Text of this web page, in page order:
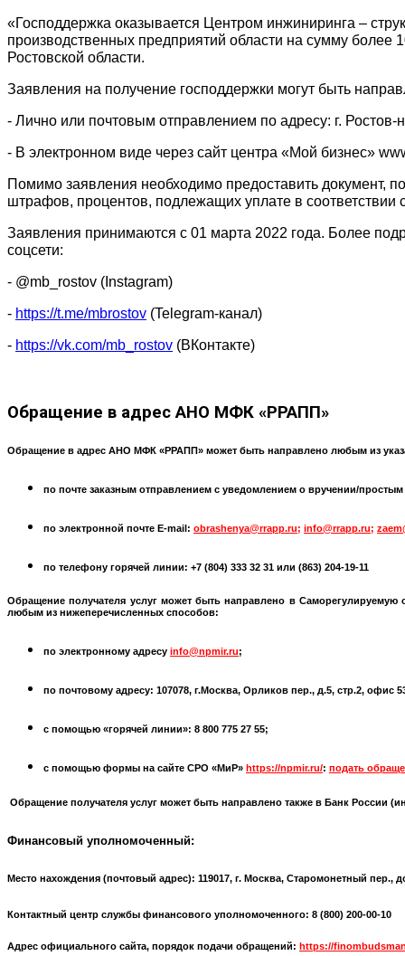
«Господдержка оказывается Центром инжиниринга –
производственных предприятий области на сумму
Ростовской области.
Заявления на получение господдержки могут быть
- Лично или почтовым отправлением по адресу: г.
- В электронном виде через сайт центра «Мой бизнес»
Помимо заявления необходимо предоставить документ,
штрафов, процентов, подлежащих уплате в соответствии
Заявления принимаются с 01 марта 2022 года. Более
соцсети:
- @mb_rostov (Instagram)
- https://t.me/mbrostov (Telegram-канал)
- https://vk.com/mb_rostov (ВКонтакте)
Обращение в адрес АНО МФК «РРАПП»
Обращение в адрес АНО МФК «РРАПП» может быть направлено любым из
по почте заказным отправлением с уведомлением о вручении/
по электронной почте E-mail: obrashenya@rrapp.ru; info@rrapp.ru;
по телефону горячей линии: +7 (804) 333 32 31 или (863) 204-19-11
Обращение получателя услуг может быть направлено в Саморегулируемую
любым из нижеперечисленных способов:
по электронному адресу info@npmir.ru;
по почтовому адресу: 107078, г.Москва, Орликов пер., д.5, стр.2, офис
с помощью «горячей линии»: 8 800 775 27 55;
с помощью формы на сайте СРО «МиР» https://npmir.ru/: подать
Обращение получателя услуг может быть направлено также в Банк России (
Финансовый уполномоченный:
Место нахождения (почтовый адрес): 119017, г. Москва, Старомонетный пер.,
Контактный центр службы финансового уполномоченного: 8 (800) 200-00-10
Адрес официального сайта, порядок подачи обращений: https://